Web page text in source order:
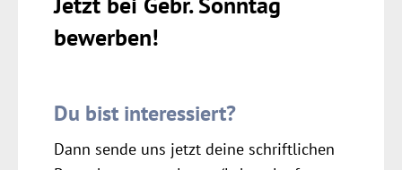
bewerben!
Du bist interessiert?
Dann sende uns jetzt deine schriftlichen